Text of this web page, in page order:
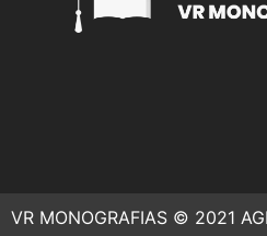
VR MONOGRAFIAS © 2021